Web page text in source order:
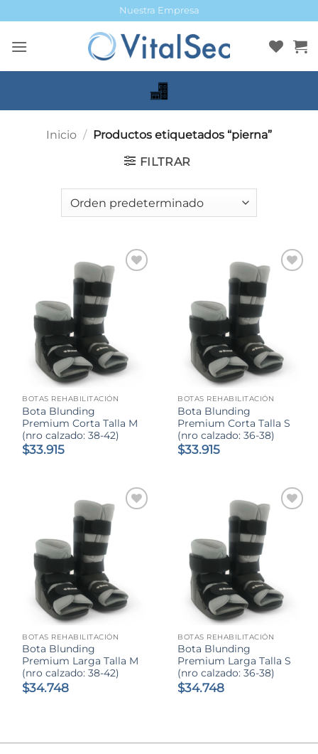
al
contenido
Nuestra Empresa
Inicio / Productos etiquetados “pierna”
FILTRAR
BOTAS REHABILITACIÓN
Bota Blunding
Premium Corta Talla M
(nro calzado: 38-42)
$33.915
BOTAS REHABILITACIÓN
Bota Blunding
Premium Corta Talla S
(nro calzado: 36-38)
$33.915
BOTAS REHABILITACIÓN
Bota Blunding
Premium Larga Talla M
(nro calzado: 38-42)
$34.748
BOTAS REHABILITACIÓN
Bota Blunding
Premium Larga Talla S
(nro calzado: 36-38)
$34.748